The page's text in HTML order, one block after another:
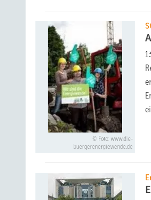
Foto: www.die-
buergerenergiewende.de